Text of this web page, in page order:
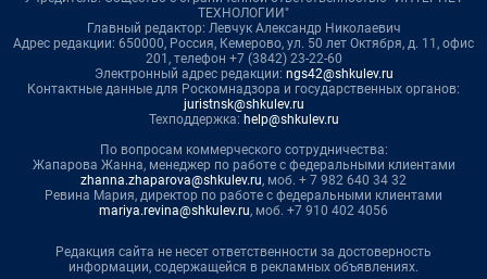
ТЕХНОЛОГИИ"
Главный редактор: Левчук Александр Николаевич
Адрес редакции: 650000, Россия, Кемерово, ул. 50 лет Октября, д. 11, офис
201, телефон +7 (3842) 23-22-60
Электронный адрес редакции: ngs42@shkulev.ru
Контактные данные для Роскомнадзора и государственных органов:
juristnsk@shkulev.ru
Техподдержка: help@shkulev.ru
По вопросам коммерческого сотрудничества:
Жапарова Жанна, менеджер по работе с федеральными клиентами
zhanna.zhaparova@shkulev.ru, моб. + 7 982 640 34 32
Ревина Мария, директор по работе с федеральными клиентами
mariya.revina@shkulev.ru, моб. +7 910 402 4056
Редакция сайта не несет ответственности за достоверность
информации, содержащейся в рекламных объявлениях.